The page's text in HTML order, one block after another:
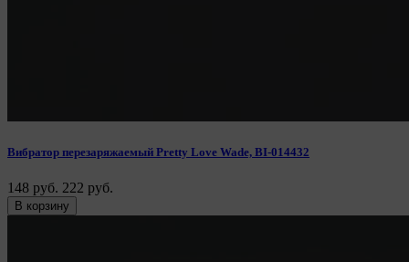
Вибратор перезаряжаемый Pretty Love Wade, BI-014432
148 руб. 222 руб.
В корзину